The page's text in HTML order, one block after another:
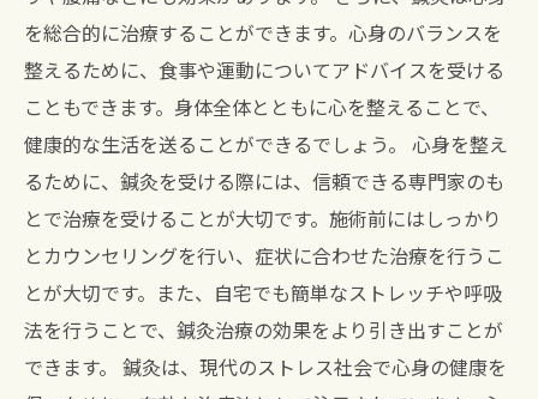
を総合的に治療することができます。心身のバランスを
整えるために、食事や運動についてアドバイスを受ける
こともできます。身体全体とともに心を整えることで、
健康的な生活を送ることができるでしょう。 心身を整え
るために、鍼灸を受ける際には、信頼できる専門家のも
とで治療を受けることが大切です。施術前にはしっかり
とカウンセリングを行い、症状に合わせた治療を行うこ
とが大切です。また、自宅でも簡単なストレッチや呼吸
法を行うことで、鍼灸治療の効果をより引き出すことが
できます。 鍼灸は、現代のストレス社会で心身の健康を